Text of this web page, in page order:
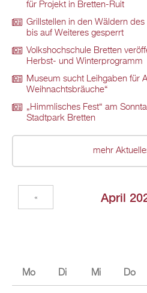
für Projekt in Bretten-Ruit
Grillstellen in den Wäldern
bis auf Weiteres gesperrt
Volkshochschule Bretten
Herbst- und Winterprogramm
Museum sucht Leihgaben für
Weihnachtsbräuche“
„Himmlisches Fest“ am
Stadtpark Bretten
mehr
April
«
Mo Di Mi Do